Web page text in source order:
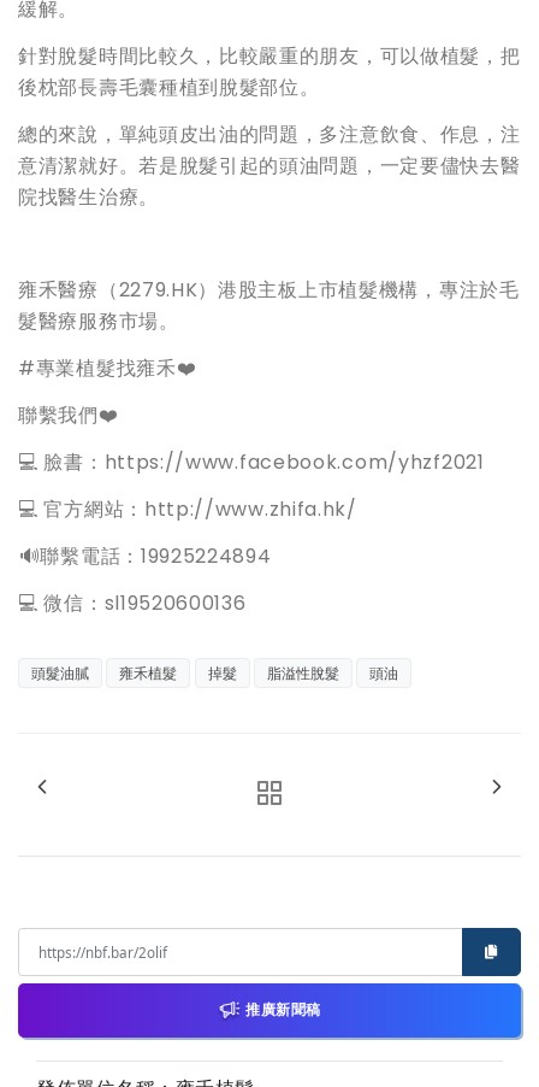
緩解。
針對脫髮時間比較久，比較嚴重的朋友，可以做植髮，把
後枕部長壽毛囊種植到脫髮部位。
總的來說，單純頭皮出油的問題，多注意飲食、作息，注
意清潔就好。若是脫髮引起的頭油問題，一定要儘快去醫
院找醫生治療。
雍禾醫療（2279.HK）港股主板上市植髮機構，專注於毛
髮醫療服務市場。
#專業植髮找雍禾❤️
聯繫我們❤️
💻 臉書：https://www.facebook.com/yhzf2021
💻 官方網站：http://www.zhifa.hk/
️🔊聯繫電話：19925224894
💻 微信：sl19520600136
頭髮油膩 雍禾植髮 掉髮 脂溢性脫髮 頭油
推廣新聞稿